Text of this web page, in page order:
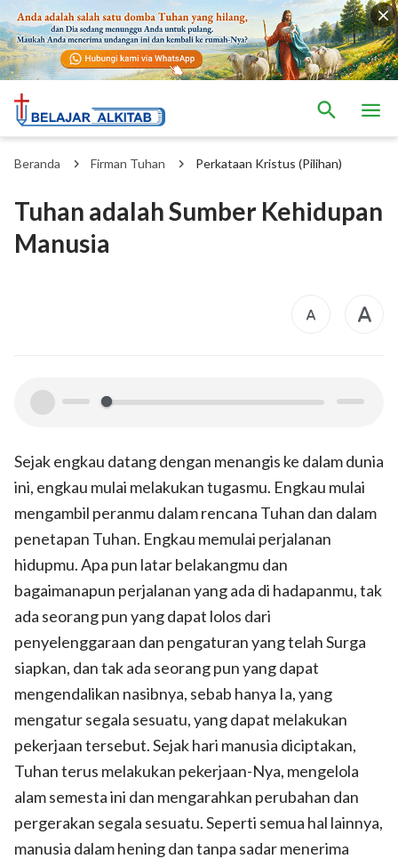
Beranda Firman Tuhan Perkataan Kristus (Pilihan)
Tuhan adalah Sumber Kehidupan
Manusia
00:00 00:00
Sejak engkau datang dengan menangis ke dalam dunia
ini, engkau mulai melakukan tugasmu. Engkau mulai
mengambil peranmu dalam rencana Tuhan dan dalam
penetapan Tuhan. Engkau memulai perjalanan
hidupmu. Apa pun latar belakangmu dan
bagaimanapun perjalanan yang ada di hadapanmu, tak
ada seorang pun yang dapat lolos dari
penyelenggaraan dan pengaturan yang telah Surga
siapkan, dan tak ada seorang pun yang dapat
mengendalikan nasibnya, sebab hanya Ia, yang
mengatur segala sesuatu, yang dapat melakukan
pekerjaan tersebut. Sejak hari manusia diciptakan,
Tuhan terus melakukan pekerjaan-Nya, mengelola
alam semesta ini dan mengarahkan perubahan dan
pergerakan segala sesuatu. Seperti semua hal lainnya,
manusia dalam hening dan tanpa sadar menerima